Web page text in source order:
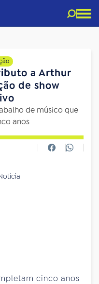
a Arthur
de show
de músico que
anos
cinco anos